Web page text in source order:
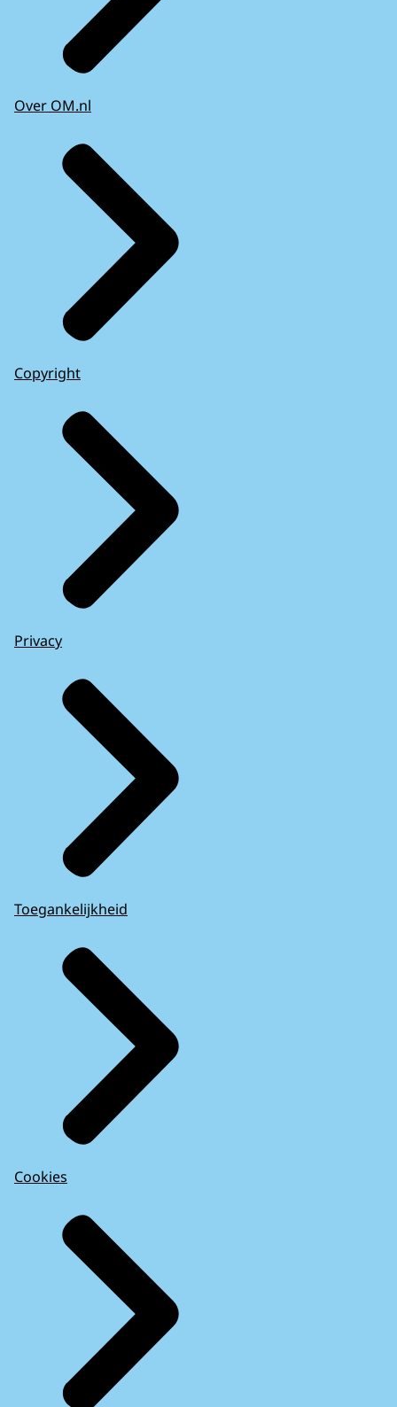
Over OM.nl
Copyright
Privacy
Toegankelijkheid
Cookies